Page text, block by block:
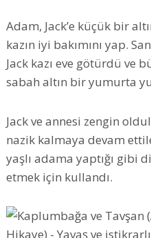
Adam, Jack’e küçük bir
kazın iyi bakımını yap.
Jack kazı eve götürdü ve
sabah altın bir yumurta
Jack ve annesi zengin
nazik kalmaya devam
yaşlı adama yaptığı gibi
etmek için kullandı.